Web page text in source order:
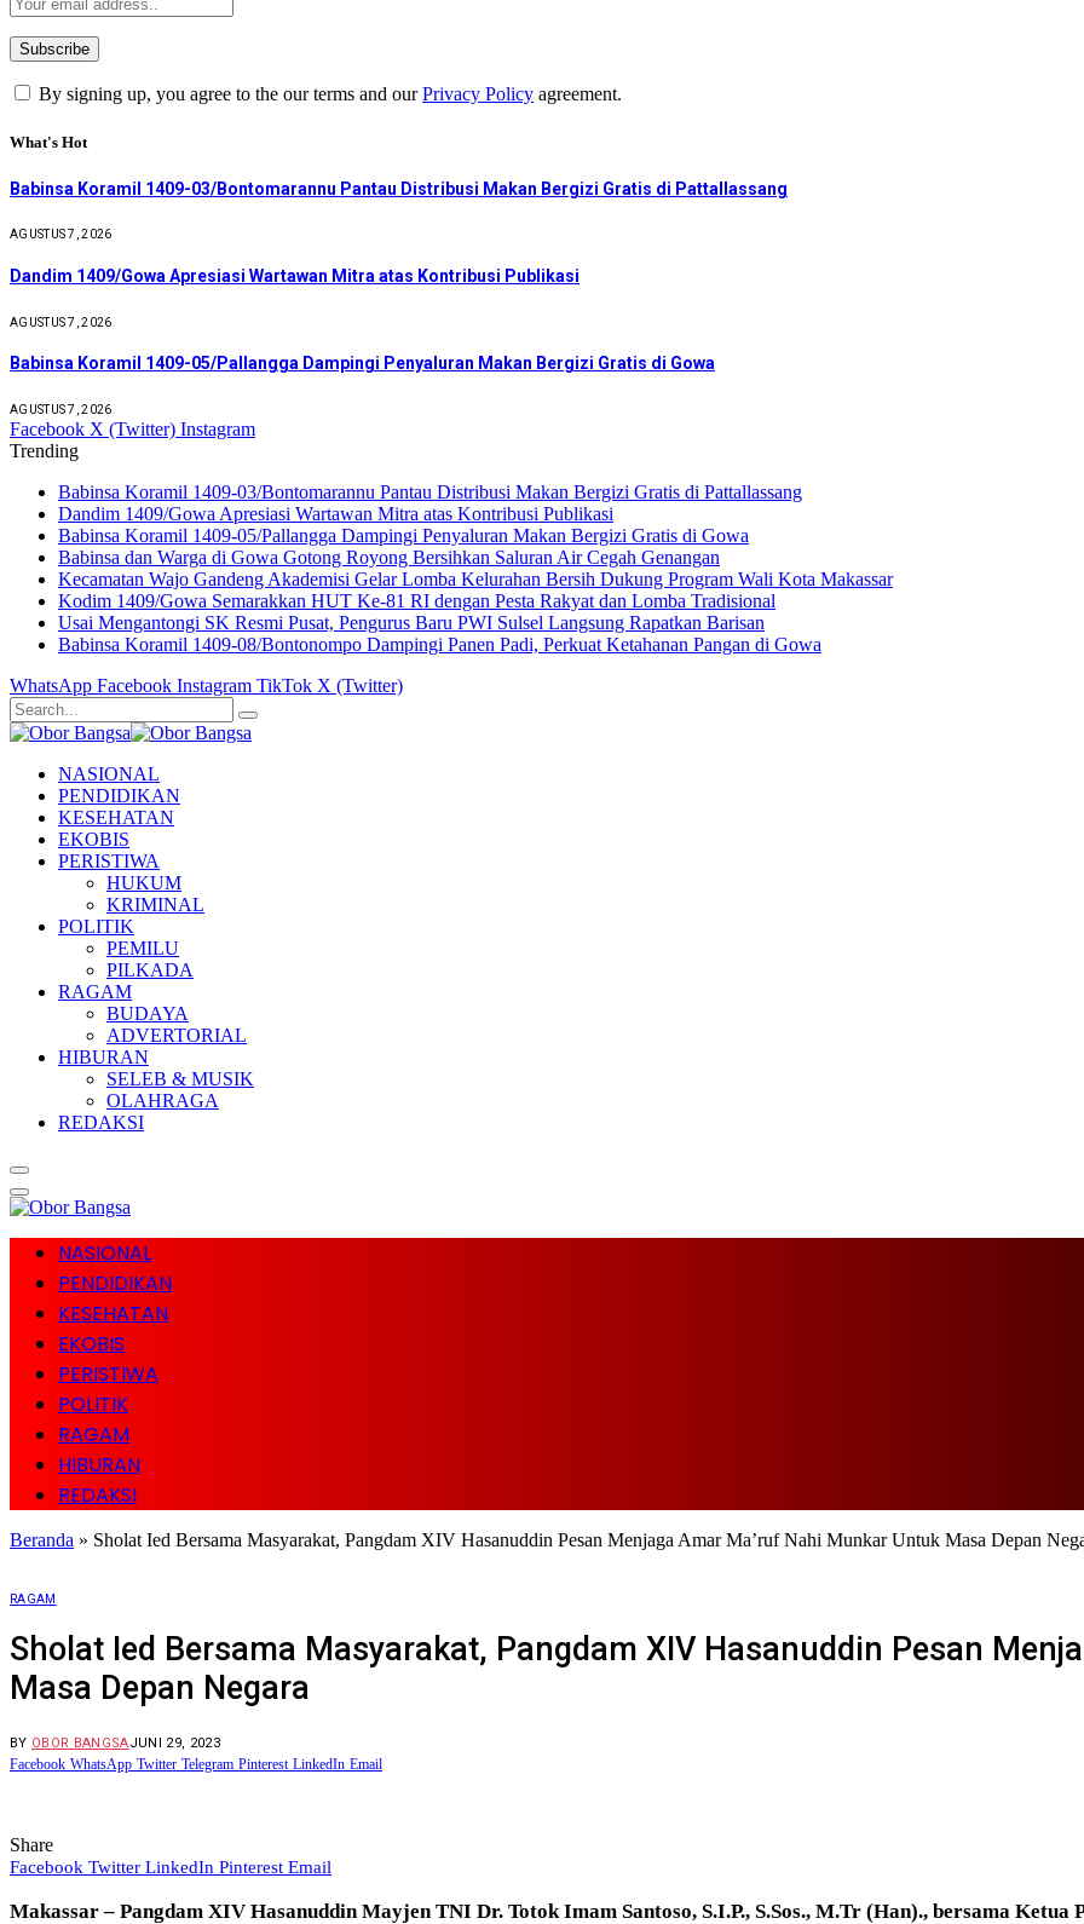
By signing up, you agree to the our terms and ourPrivacy Policy agreement.
What's Hot
Babinsa Koramil 1409-03/Bontomarannu Pantau Distribusi Makan Bergizi Gratis di Pattallassang
AGUSTUS 7, 2026
Dandim 1409/Gowa Apresiasi Wartawan Mitra atas Kontribusi Publikasi
AGUSTUS 7, 2026
Babinsa Koramil 1409-05/Pallangga Dampingi Penyaluran Makan Bergizi Gratis di Gowa
AGUSTUS 7, 2026
Facebook X (Twitter) Instagram
Trending
Babinsa Koramil 1409-03/Bontomarannu Pantau Distribusi Makan Bergizi Gratis di Pattallassang
Dandim 1409/Gowa Apresiasi Wartawan Mitra atas Kontribusi Publikasi
Babinsa Koramil 1409-05/Pallangga Dampingi Penyaluran Makan Bergizi Gratis di Gowa
Babinsa dan Warga di Gowa Gotong Royong Bersihkan Saluran Air Cegah Genangan
Kecamatan Wajo Gandeng Akademisi Gelar Lomba Kelurahan Bersih Dukung Program Wali Kota Makassar
Kodim 1409/Gowa Semarakkan HUT Ke-81 RI dengan Pesta Rakyat dan Lomba Tradisional
Usai Mengantongi SK Resmi Pusat, Pengurus Baru PWI Sulsel Langsung Rapatkan Barisan
Babinsa Koramil 1409-08/Bontonompo Dampingi Panen Padi, Perkuat Ketahanan Pangan di Gowa
WhatsApp Facebook Instagram TikTok X (Twitter)
NASIONAL
PENDIDIKAN
KESEHATAN
EKOBIS
PERISTIWA
HUKUM
KRIMINAL
POLITIK
PEMILU
PILKADA
RAGAM
BUDAYA
ADVERTORIAL
HIBURAN
SELEB & MUSIK
OLAHRAGA
REDAKSI
NASIONAL
PENDIDIKAN
KESEHATAN
EKOBIS
PERISTIWA
POLITIK
RAGAM
HIBURAN
REDAKSI
Beranda » Sholat Ied Bersama Masyarakat, Pangdam XIV Hasanuddin Pesan Menjaga Amar Ma’ruf Nahi Munkar Untuk Masa Depan
RAGAM
Sholat Ied Bersama Masyarakat, Pangdam XIV Hasanuddin Pesan
Masa Depan Negara
BY OBOR BANGSAJUNI 29, 2023
Facebook WhatsApp Twitter Telegram Pinterest LinkedIn Email
Share
Facebook Twitter LinkedIn Pinterest Email
Makassar – Pangdam XIV Hasanuddin Mayjen TNI Dr. Totok Imam Santoso, S.I.P., S.Sos., M.Tr (Han)., bersama